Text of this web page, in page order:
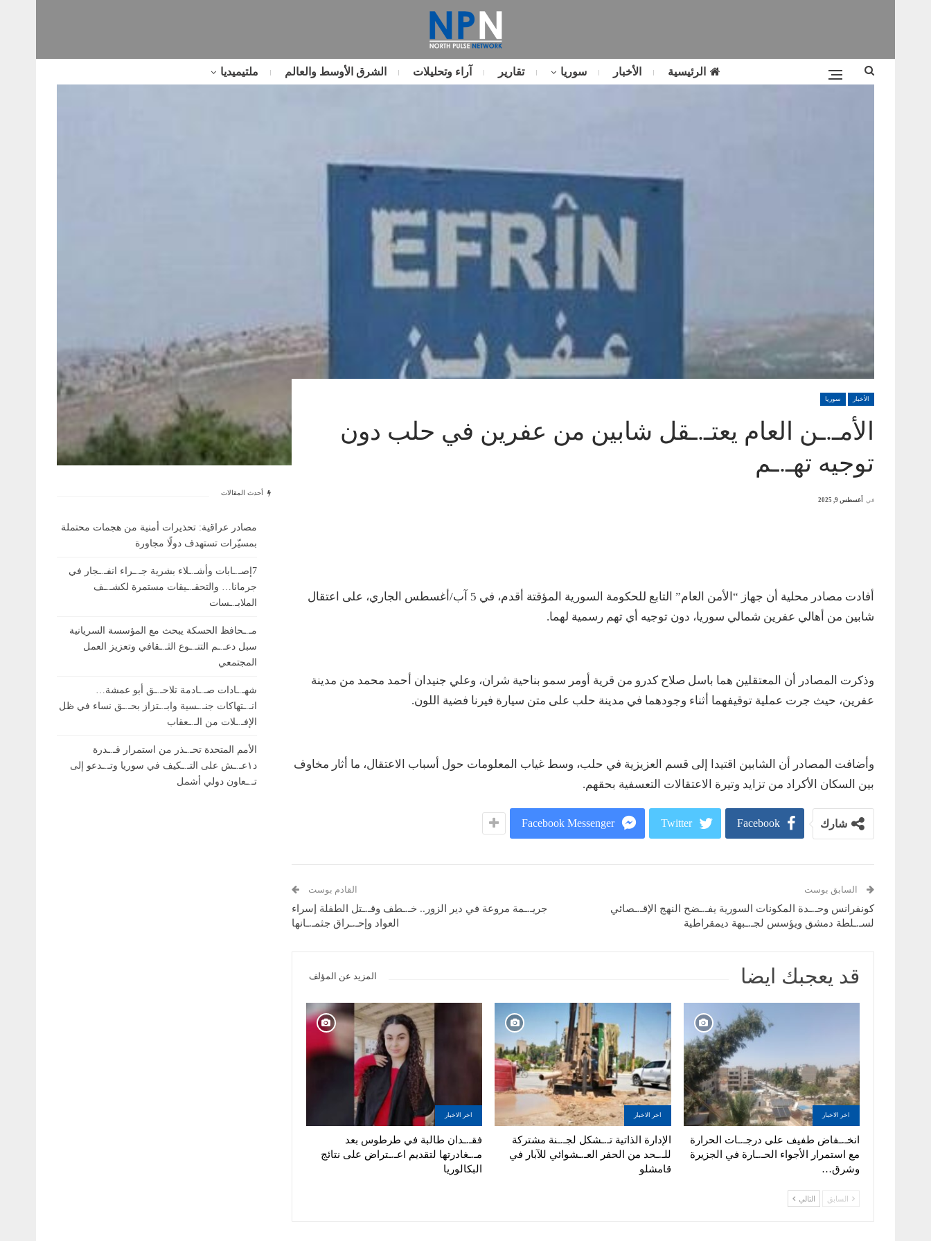
الرئيسية الأخبار سوريا تقارير آراء وتحليلات الشرق الأوسط والعالم ملتيميديا
الأخبار سوريا
الأمـ.ـن العام يعتـ.ـقل شابين من عفرين في حلب دون
توجيه تهـ.ـم
في أغسطس 9, 2025
أفادت مصادر محلية أن جهاز “الأمن العام” التابع للحكومة السورية المؤقتة أقدم، في 5 آب/أغسطس الجاري، على اعتقال
شابين من أهالي عفرين شمالي سوريا، دون توجيه أي تهم رسمية لهما.
وذكرت المصادر أن المعتقلين هما باسل صلاح كدرو من قرية أومر سمو بناحية شران، وعلي جنيدان أحمد محمد من مدينة
عفرين، حيث جرت عملية توقيفهما أثناء وجودهما في مدينة حلب على متن سيارة فيرنا فضية اللون.
وأضافت المصادر أن الشابين اقتيدا إلى قسم العزيزية في حلب، وسط غياب المعلومات حول أسباب الاعتقال، ما أثار مخاوف
بين السكان الأكراد من تزايد وتيرة الاعتقالات التعسفية بحقهم.
شارك Facebook
Twitter
Facebook Messenger
السابق بوست
كونفرانس وحـ.ـدة المكونات السورية يفـ.ـضح النهج الإقـ.ـصائي
لسـ.ـلطة دمشق ويؤسس لجـ.ـبهة ديمقراطية
القادم بوست
جريـ.ـمة مروعة في دير الزور.. خـ.ـطف وقـ.ـتل الطفلة إسراء
العواد وإحـ.ـراق جثمـ.ـانها
قد يعجبك ايضا المزيد عن المؤلف
اخر الاخبار
انخـ.ـفاض طفيف على درجـ.ـات الحرارة
مع استمرار الأجواء الحـ.ـارة في الجزيرة
وشرق…
اخر الاخبار
الإدارة الذاتية تـ.ـشكل لجـ.ـنة مشتركة
للـ.ـحد من الحفر العـ.ـشوائي للآبار في
قامشلو
اخر الاخبار
فقـ.ـدان طالبة في طرطوس بعد
مـ.ـغادرتها لتقديم اعـ.ـتراض على نتائج
البكالوريا
السابق التالي
أحدث المقالات
مصادر عراقية: تحذيرات أمنية من هجمات محتملة
بمسيّرات تستهدف دولًا مجاورة
7إصـ.ـابات وأشـ.ـلاء بشرية جـ.ـراء انفـ.ـجار في
جرمانا… والتحقـ.ـيقات مستمرة لكشـ.ـف
الملابـ.ـسات
مـ.ـحافظ الحسكة يبحث مع المؤسسة السريانية
سبل دعـ.ـم التنـ.ـوع الثـ.ـقافي وتعزيز العمل
المجتمعي
شهـ.ـادات صـ.ـادمة تلاحـ.ـق أبو عمشة…
انـ.ـتهاكات جنـ.ـسية وابـ.ـتزاز بحـ.ـق نساء في ظل
الإفـ.ـلات من الـ.ـعقاب
الأمم المتحدة تحـ.ـذر من استمرار قـ.ـدرة
د١عـ.ـش على التـ.ـكيف في سوريا وتـ.ـدعو إلى
تـ.ـعاون دولي أشمل